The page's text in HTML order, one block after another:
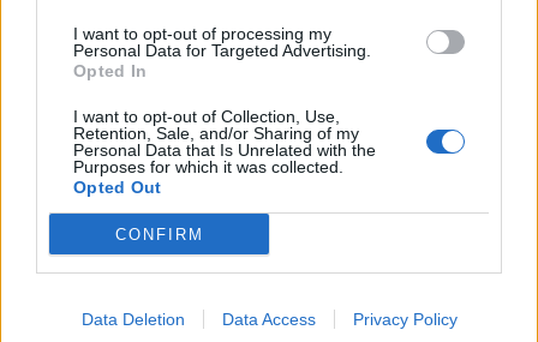
I want to opt-out of processing my
Personal Data for Targeted Advertising.
Opted In
I want to opt-out of Collection, Use,
Retention, Sale, and/or Sharing of my
Personal Data that Is Unrelated with the
Purposes for which it was collected.
Opted Out
CONFIRM
Data Deletion Data Access Privacy Policy
Enregistrer mon nom, mon e-mail et mon site dans le
navigateur pour mon prochain commentaire.